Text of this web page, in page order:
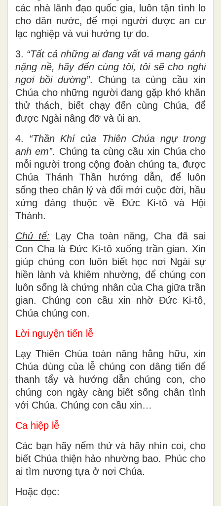
các nhà lãnh đạo quốc gia, luôn tận tình lo
cho dân nước, để mọi người được an cư
lạc nghiệp và vui hưởng tự do.
3. “Tất cả những ai đang vất vả mang gánh
nặng nề, hãy đến cùng tôi, tôi sẽ cho nghỉ
ngơi bồi dường”. Chúng ta cùng cầu xin
Chúa cho những người đang gặp khó khăn
thử thách, biết chạy đến cùng Chúa, để
được Ngài nâng đỡ và ủi an.
4. “Thần Khí của Thiên Chúa ngự trong
anh em”. Chúng ta cùng cầu xin Chúa cho
mỗi người trong cộng đoàn chúng ta, được
Chúa Thánh Thần hướng dẫn, để luôn
sống theo chân lý và đổi mới cuộc đời, hầu
xứng đáng thuộc về Đức Ki-tô và Hội
Thánh.
Chủ tế: Lạy Cha toàn năng, Cha đã sai
Con Cha là Đức Ki-tô xuống trần gian. Xin
giúp chúng con luôn biết học nơi Ngài sự
hiền lành và khiêm nhường, để chúng con
luôn sống là chứng nhân của Cha giữa trần
gian. Chúng con cầu xin nhờ Đức Ki-tô,
Chúa chúng con.
Lời nguyện tiến lễ
Lạy Thiên Chúa toàn năng hằng hữu, xin
Chúa dùng của lễ chúng con dâng tiến để
thanh tẩy và hướng dẫn chúng con, cho
chúng con ngày càng biết sống chân tình
với Chúa. Chúng con cầu xin…
Ca hiệp lễ
Các bạn hãy nếm thử và hãy nhìn coi, cho
biết Chúa thiện hảo nhường bao. Phúc cho
ai tìm nương tựa ở nơi Chúa.
Hoặc đọc: